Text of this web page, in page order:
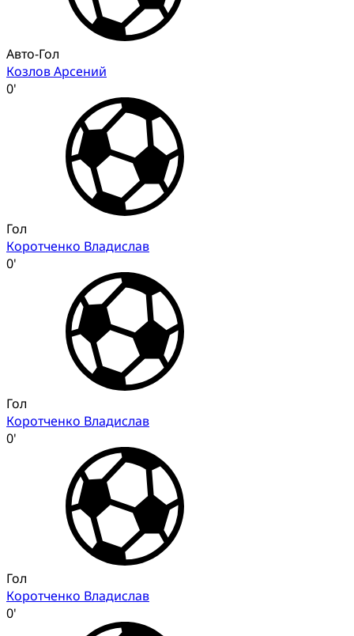
Авто-Гол
Козлов Арсений
0'
Гол
Коротченко Владислав
0'
Гол
Коротченко Владислав
0'
Гол
Коротченко Владислав
0'